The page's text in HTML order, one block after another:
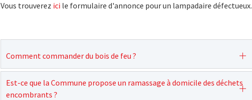
Vous trouverez ici le formulaire d'annonce pour un lampadaire défectueux.
Comment commander du bois de feu ?
Est-ce que la Commune propose un ramassage à domicile des déchets
encombrants ?